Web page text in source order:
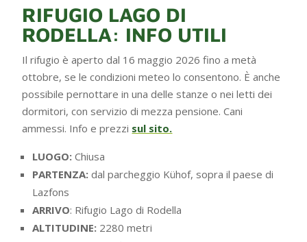
RIFUGIO LAGO DI
RODELLA: INFO UTILI
Il rifugio è aperto dal 16 maggio 2026 fino a metà
ottobre, se le condizioni meteo lo consentono. È anche
possibile pernottare in una delle stanze o nei letti dei
dormitori, con servizio di mezza pensione. Cani
ammessi. Info e prezzi sul sito.
LUOGO: Chiusa
PARTENZA:dal parcheggio Kühof, sopra il paese di
Lazfons
ARRIVO: Rifugio Lago di Rodella
ALTITUDINE: 2280 metri